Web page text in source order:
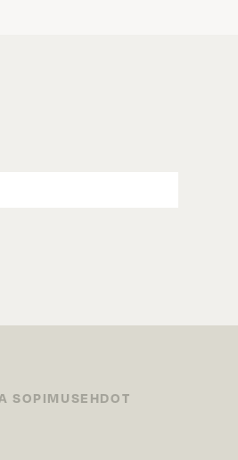
SOPIMUSEHDOT